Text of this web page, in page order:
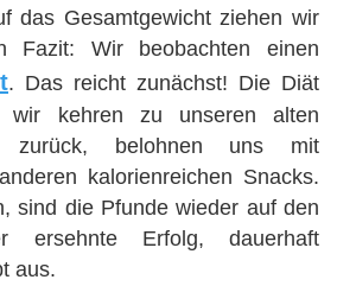
das Gesamtgewicht ziehen wir
Fazit: Wir beobachten einen
. Das reicht zunächst! Die Diät
wir kehren zu unseren alten
zurück, belohnen uns mit
kalorienreichen Snacks.
sind die Pfunde wieder auf den
ersehnte Erfolg, dauerhaft
aus.